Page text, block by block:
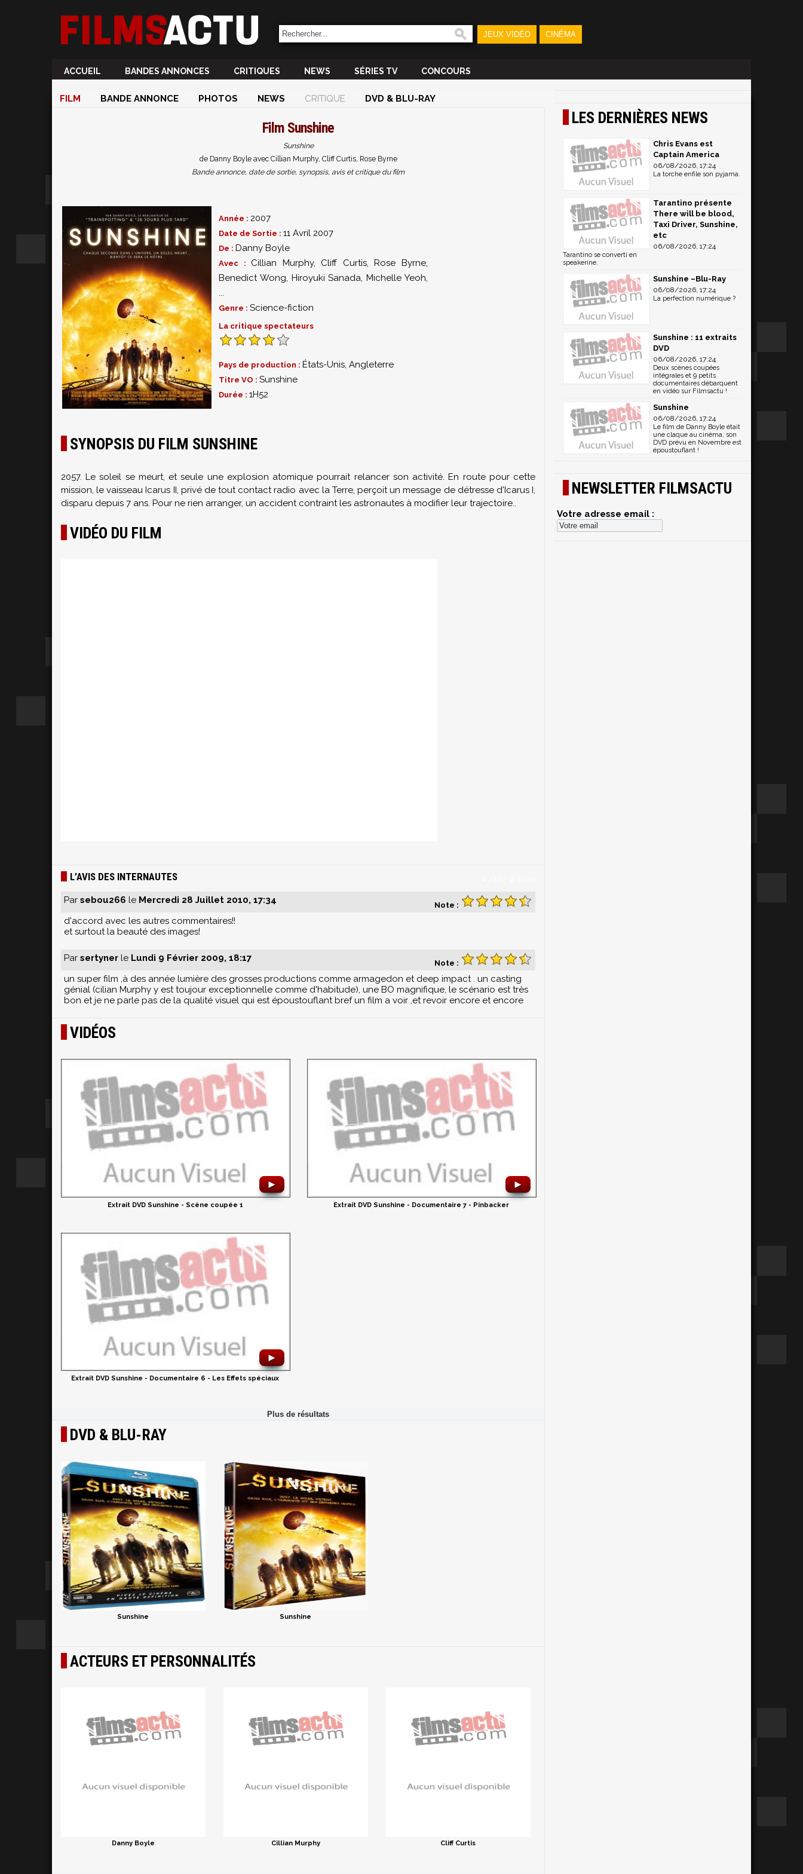
JEUX VIDÉO CINÉMA
ACCUEIL BANDES ANNONCES CRITIQUES NEWS SÉRIES TV CONCOURS
FILM BANDE ANNONCE PHOTOS NEWS CRITIQUE DVD & BLU-RAY
Film Sunshine
Sunshine
de Danny Boyle avec Cillian Murphy, Cliff Curtis, Rose Byrne
Bande annonce, date de sortie, synopsis, avis et critique du film
Année : 2007
Date de Sortie : 11 Avril 2007
De : Danny Boyle
Avec : Cillian Murphy, Cliff Curtis,Rose Byrne,
Benedict Wong, Hiroyuki Sanada,Michelle Yeoh,
...
Genre : Science-fiction
La critique spectateurs
Pays de production : États-Unis, Angleterre
Titre VO : Sunshine
Durée : 1H52
SYNOPSIS DU FILM SUNSHINE
2057. Le soleil se meurt, et seule une explosion atomique pourrait relancer son activité. En route pour cette
mission, le vaisseau Icarus II, privé de tout contact radio avec la Terre, perçoit un message de détresse d'Icarus I,
disparu depuis 7 ans. Pour ne rien arranger, un accident contraint les astronautes à modifier leur trajectoire..
VIDÉO DU FILM
L’AVIS DES INTERNAUTES
Note :
Par sebou266 le Mercredi 28 Juillet 2010, 17:34
d'accord avec les autres commentaires!!
et surtout la beauté des images!
Note :
Par sertyner le Lundi 9 Février 2009, 18:17
un super film ,à des année lumière des grosses productions comme armagedon et deep impact . un casting
génial (cilian Murphy y est toujour exceptionnelle comme d'habitude), une BO magnifique, le scénario est très
bon et je ne parle pas de la qualité visuel qui est époustouflant bref un film a voir ,et revoir encore et encore
VIDÉOS
►
Extrait DVD Sunshine - Scène coupée 1
►
Extrait DVD Sunshine - Documentaire 7 - Pinbacker
►
Extrait DVD Sunshine - Documentaire 6 - Les Effets spéciaux
DVD & BLU-RAY
Sunshine Sunshine
ACTEURS ET PERSONNALITÉS
Danny Boyle Cillian Murphy Cliff Curtis
LES DERNIÈRES NEWS
Chris Evans est
Captain America
06/08/2026, 17:24
La torche enfile son pyjama.
Tarantino présente
There will be blood,
Taxi Driver, Sunshine,
etc
06/08/2026, 17:24
Tarantino se converti en
speakerine.
Sunshine –Blu-Ray
06/08/2026, 17:24
La perfection numérique ?
Sunshine : 11 extraits
DVD
06/08/2026, 17:24
Deux scènes coupées
intégrales et 9 petits
documentaires débarquent
en vidéo sur Filmsactu !
Sunshine
06/08/2026, 17:24
Le film de Danny Boyle était
une claque au cinéma, son
DVD prévu en Novembre est
époustouflant !
NEWSLETTER FILMSACTU
Votre adresse email :